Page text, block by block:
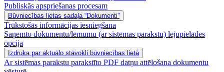
Publiskās apspriešanas procesam
Būvniecības lietas sadaļa “Dokumenti”
Trūkstošās informācijas iesniegšana
Saņemto dokumentu/lēmumu (ar sistēmas parakstu) lejupielādes
opcija
Izdruka par aktuālo stāvokli būvniecības lietā
Ar sistēmas parakstu parakstīto PDF datņu attēlošana dokumentu